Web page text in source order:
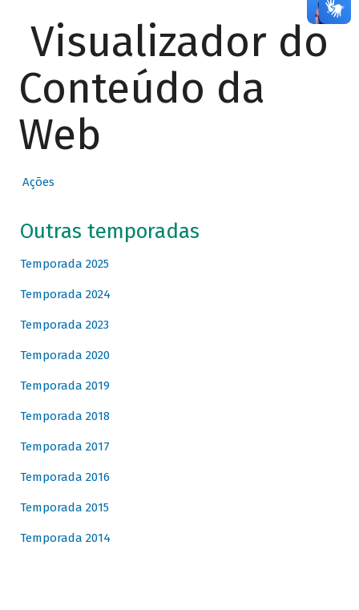
Visualizador do
Conteúdo da
Web
Ações
Outras temporadas
Temporada 2025
Temporada 2024
Temporada 2023
Temporada 2020
Temporada 2019
Temporada 2018
Temporada 2017
Temporada 2016
Temporada 2015
Temporada 2014